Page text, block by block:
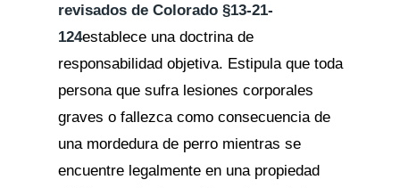
revisados de Colorado §13-21-
124establece una doctrina de
responsabilidad objetiva. Estipula que toda
persona que sufra lesiones corporales
graves o fallezca como consecuencia de
una mordedura de perro mientras se
encuentre legalmente en una propiedad